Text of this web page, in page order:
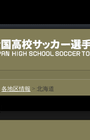
各地区情報 > 北海道